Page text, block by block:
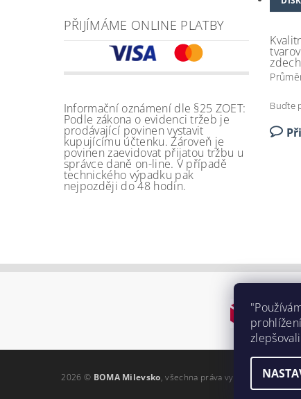
PŘIJÍMÁME ONLINE PLATBY
Informační oznámení dle §25 ZOET:
Podle zákona o evidenci tržeb je
prodávající povinen vystavit
kupujícímu účtenku. Zároveň je
povinen zaevidovat přijatou tržbu u
správce daně on-line. V případě
technického výpadku pak
nejpozději do 48 hodin.
Buďte
2026 © BOMA Milevsko, všechna práva vyhrazena